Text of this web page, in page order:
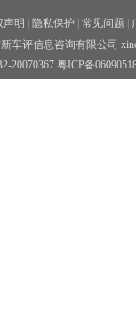
声明 隐私保护 常见问题
车评信息咨询有限公司
20070367 粤ICP备